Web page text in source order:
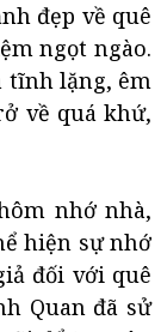
đẹp về quê
ngọt ngào.
tĩnh lặng, êm
về quá khứ,
nhớ nhà,
hiện sự nhớ
đối với quê
Quan đã sử